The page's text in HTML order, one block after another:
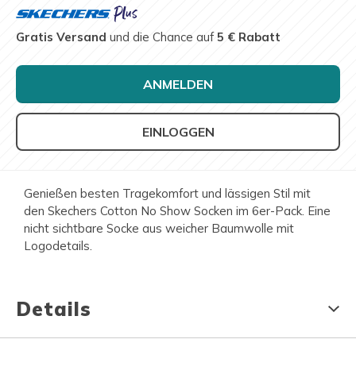
Gratis Versand und die Chance auf5 € Rabatt
ANMELDEN
EINLOGGEN
Genießen besten Tragekomfort und lässigen Stil mit
den Skechers Cotton No Show Socken im 6er-Pack. Eine
nicht sichtbare Socke aus weicher Baumwolle mit
Logodetails.
Details